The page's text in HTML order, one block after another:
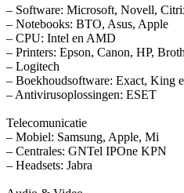
– Software: Microsoft, Novell,
– Notebooks: BTO, Asus, Apple
– CPU: Intel en AMD
– Printers: Epson, Canon, HP,
– Logitech
– Boekhoudsoftware: Exact, King
– Antivirusoplossingen: ESET
Telecomunicatie
– Mobiel: Samsung, Apple, Mi
– Centrales: GNTel IPOne KPN
– Headsets: Jabra